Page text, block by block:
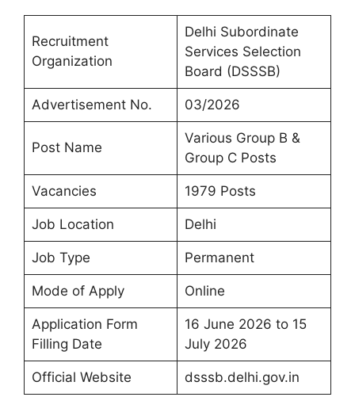
Recruitment
Organization
Delhi Subordinate
Services Selection
Board (DSSSB)
Advertisement No. 03/2026
Post Name
Various Group B &
Group C Posts
Vacancies 1979 Posts
Job Location Delhi
Job Type Permanent
Mode of Apply Online
Application Form
Filling Date
16 June 2026 to 15
July 2026
Official Website dsssb.delhi.gov.in